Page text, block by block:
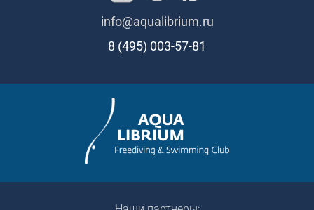
info@aqualibrium.ru
8 (495) 003-57-81